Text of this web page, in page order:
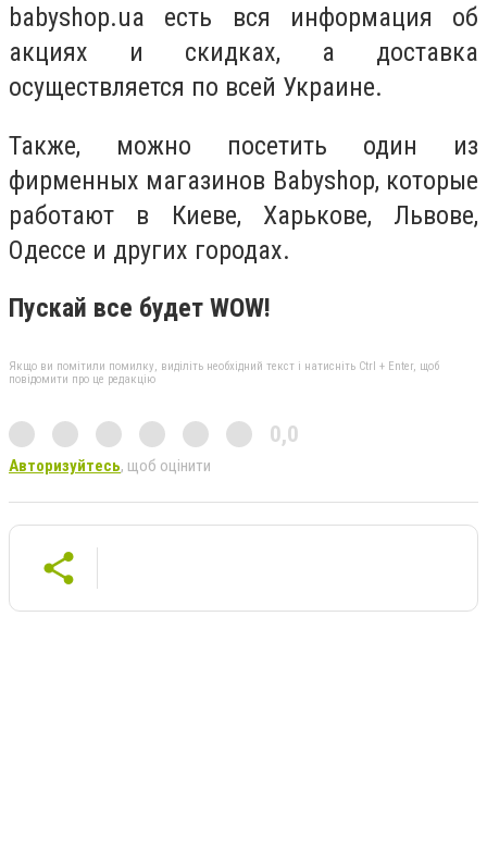
babyshop.ua есть вся информация об
акциях и скидках, а доставка
осуществляется по всей Украине.
Также, можно посетить один из
фирменных магазинов Babyshop, которые
работают в Киеве, Харькове, Львове,
Одессе и других городах.
Пускай все будет WOW!
Якщо ви помітили помилку, виділіть необхідний текст і натисніть Ctrl + Enter, щоб
повідомити про це редакцію
0,0
Авторизуйтесь, щоб оцінити